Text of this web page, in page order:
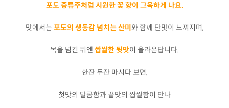
포도 증류주처럼 시원한 꽃 향이 그윽하게 나요.
맛에서는 포도의 생동감 넘치는 산미와 함께 단맛이 느껴지며,
목을 넘긴 뒤엔 쌉쌀한 뒷맛이 올라온답니다.
한잔 두잔 마시다 보면,
첫맛의 달콤함과 끝맛의 쌉쌀함이 만나